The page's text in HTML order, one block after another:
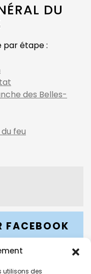
utilisons des
DU
par étape :
des Belles-
feu
FACEBOOK